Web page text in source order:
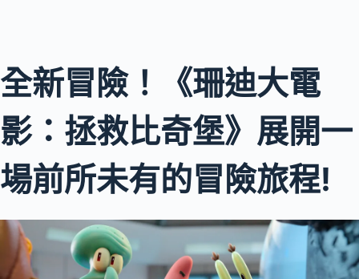
全新冒險！《珊迪大電
影：拯救比奇堡》展開一
場前所未有的冒險旅程!